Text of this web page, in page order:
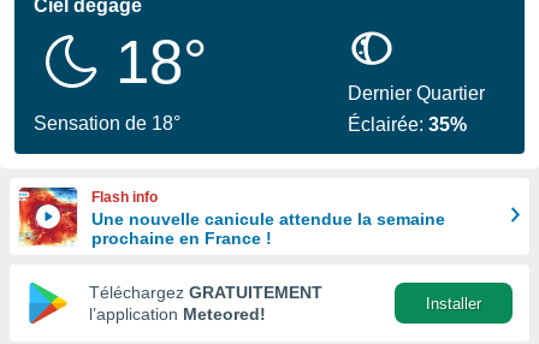
en
Ciel dégagé
18°
Sensation de 18°
Dernier Quartier
Éclairée:35%
Flash info
Une nouvelle canicule attendue la semaine
prochaine en France !
Téléchargez GRATUITEMENT
l’application Meteored!
Installer